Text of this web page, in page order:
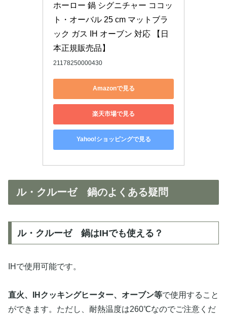
ホーロー 鍋 シグニチャー ココッ
ト・オーバル 25 cm マットブラ
ック ガス IH オーブン 対応 【日
本正規販売品】
21178250000430
Amazonで見る
楽天市場で見る
Yahoo!ショッピングで見る
ル・クルーゼ 鍋のよくある疑問
ル・クルーゼ 鍋はIHでも使える？
IHで使用可能です。
直火、IHクッキングヒーター、オーブン等で使用すること
ができます。ただし、耐熱温度は260℃なのでご注意くだ